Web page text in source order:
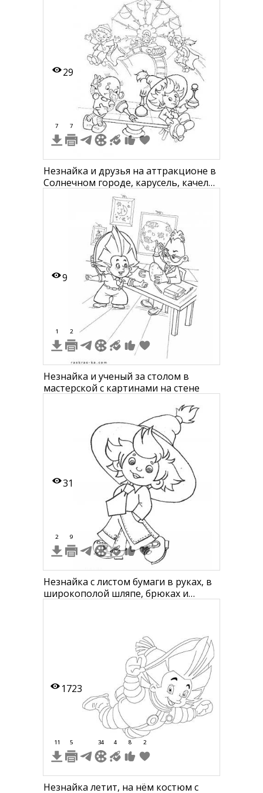
29
7 7
Незнайка и друзья на аттракционе в
Солнечном городе, карусель, качели,
стол с шахматами
9
1 2
Незнайка и ученый за столом в
мастерской с картинами на стене
31
2 9 2
Незнайка с листом бумаги в руках, в
широкополой шляпе, брюках и
1723
11 5 34 4 8 2
Незнайка летит, на нём костюм с